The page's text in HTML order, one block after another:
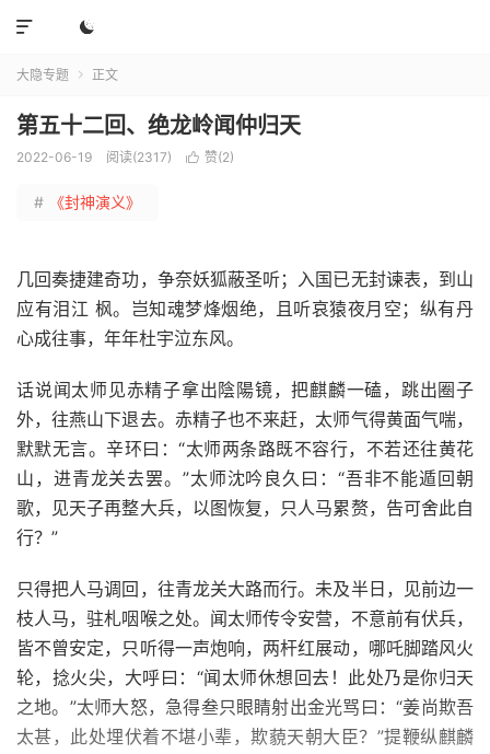


大隐专题  正文
第五十二回、绝龙岭闻仲归天
2022-06-19 阅读(2317)  赞(2)
# 《封神演义》
几回奏捷建奇功，争奈妖狐蔽圣听；入国已无封谏表，到山
应有泪江 枫。岂知魂梦烽烟绝，且听哀猿夜月空；纵有丹
心成往事，年年杜宇泣东风。
话说闻太师见赤精子拿出陰陽镜，把麒麟一磕，跳出圈子
外，往燕山下退去。赤精子也不来赶，太师气得黄面气喘，
默默无言。辛环曰：“太师两条路既不容行，不若还往黄花
山，进青龙关去罢。”太师沈吟良久曰：“吾非不能遁回朝
歌，见天子再整大兵，以图恢复，只人马累赘，告可舍此自
行？”
只得把人马调回，往青龙关大路而行。未及半日，见前边一
枝人马，驻札咽喉之处。闻太师传令安营，不意前有伏兵，
皆不曾安定，只听得一声炮响，两杆红展动，哪吒脚踏风火
轮，捻火尖，大呼曰：“闻太师休想回去！此处乃是你归天
之地。”太师大怒，急得叁只眼睛射出金光骂曰：“姜尚欺吾
太甚，此处埋伏着不堪小辈，欺藐天朝大臣？”提鞭纵麒麟